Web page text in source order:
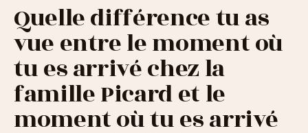
Quelle différence tu as
vue entre le moment où
tu es arrivé chez la
famille Picard et le
moment où tu es arrivé